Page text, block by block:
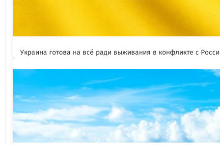
Украина готова на всё ради выживания в конфликте с